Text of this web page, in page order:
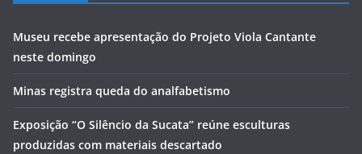
Museu recebe apresentação do Projeto Viola Cantante
neste domingo
Minas registra queda do analfabetismo
Exposição “O Silêncio da Sucata” reúne esculturas
produzidas com materiais descartado